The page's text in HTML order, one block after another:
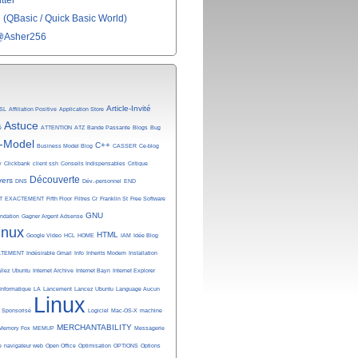
(QBasic / Quick Basic World)
Affiliation Positive Application Store Article-Invité
Astuce ATTENTION ATZ Bande Passante Blogs Bug
Model Business Model Blog C++ CASSER Ce-blog
Clickbank client ssh Conseils Indispensables Critique
DNS Découverte Dév.-personnel END
EXACTEMENT Fifth Floor Filtres Cr Franklin St Free Software
Gagner Argent Adsense GNU
Google Video HCL HOME HTML IAM Idée Blog
Indésirable Gmail Info Inherits Modem Installation
Ubuntu Internet Archive Internet Bayn Internet Explorer
LA Lancement Lancez Ubuntu Language Aucun
Sponsorisé Linux Logiciel Mac-OS-X machine
Fox MEMUP MERCHANTABILITY Messagerie
navigateur web Open Office Optimisation OPTIONS Options